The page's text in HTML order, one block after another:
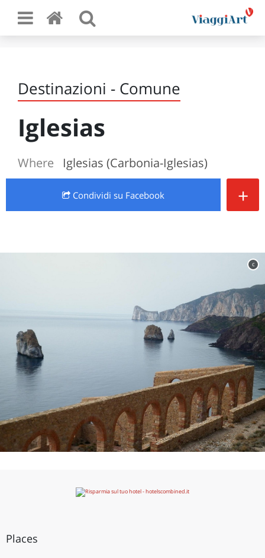
Destinazioni - Comune
Iglesias
Where Iglesias (Carbonia-Iglesias)
Condividi su Facebook +
c
Places